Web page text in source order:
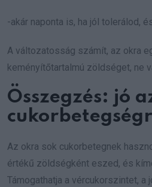
-akár naponta is, ha jól tolerálod,
A változatosság számít, az okra
keményítőtartalmú zöldséget, ne
Összegzés: jó
Az okra sok cukorbetegnek
értékű zöldségként eszed, és
Támogathatja a vércukorszintet, a